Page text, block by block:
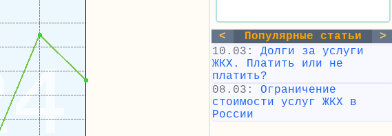
< Популярные статьи
>
10.03: Долги за услуги
ЖКХ. Платить или не
платить?
08.03: Ограничение
стоимости услуг ЖКХ в
России